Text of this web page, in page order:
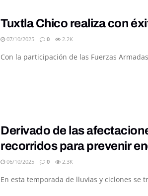
Tuxtla Chico realiza con
07/10/2025 0 2.2K
Con la participación de las Fuerzas
Derivado de las
recorridos para prevenir
06/10/2025 0 2.3K
En esta temporada de lluvias y ciclones